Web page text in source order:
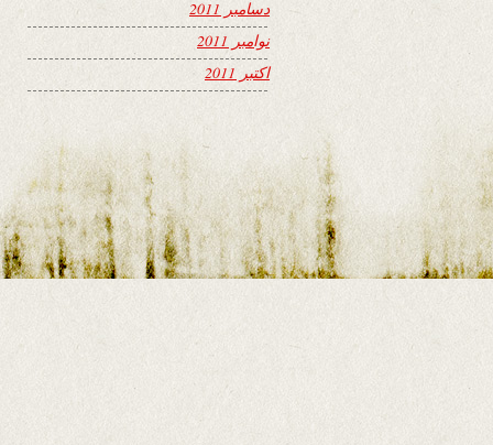
دسامبر 2011
نوامبر 2011
اکتبر 2011